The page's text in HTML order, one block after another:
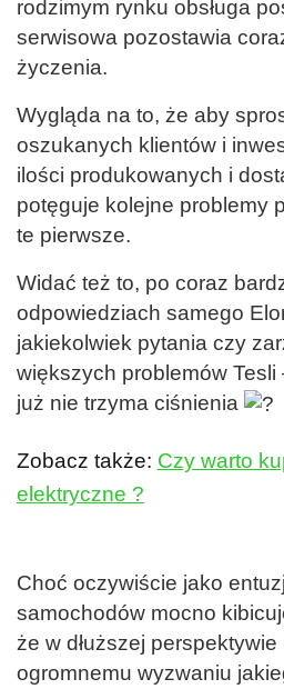
rodzimym rynku obsługa
serwisowa pozostawia
życzenia.
Wygląda na to, że aby
oszukanych klientów i
ilości produkowanych i
potęguje kolejne problemy
te pierwsze.
Widać też to, po coraz
odpowiedziach samego
jakiekolwiek pytania czy
większych problemów Tesli
już nie trzyma ciśnienia
Zobacz także: Czy warto
elektryczne ?
Choć oczywiście jako
samochodów mocno
że w dłuższej
ogromnemu wyzwaniu